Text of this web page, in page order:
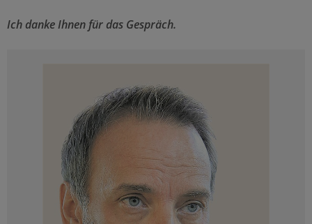
Ich danke Ihnen für das Gespräch.